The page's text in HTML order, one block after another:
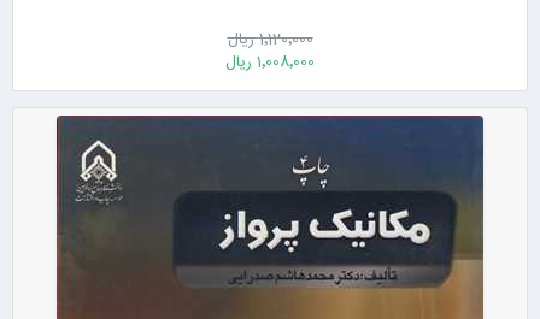
1٬120٬000 ریال
1٬008٬000 ریال